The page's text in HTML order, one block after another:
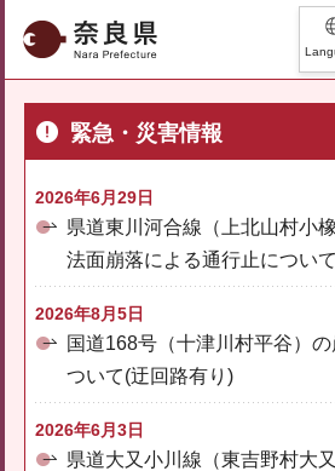
奈良県
緊急・災害情報
2026年6月29日
県道東川河合線（上北山村小
法面崩落による通行止について
2026年8月5日
国道168号（十津川村平谷）
ついて(迂回路有り)
2026年6月3日
県道大又小川線（東吉野村大